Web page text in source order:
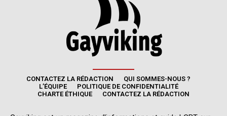
CONTACTEZ LA RÉDACTION
QUI SOMMES-NOUS ?
L’ÉQUIPE
POLITIQUE DE CONFIDENTIALITÉ
CHARTE ÉTHIQUE
CONTACTEZ LA RÉDACTION